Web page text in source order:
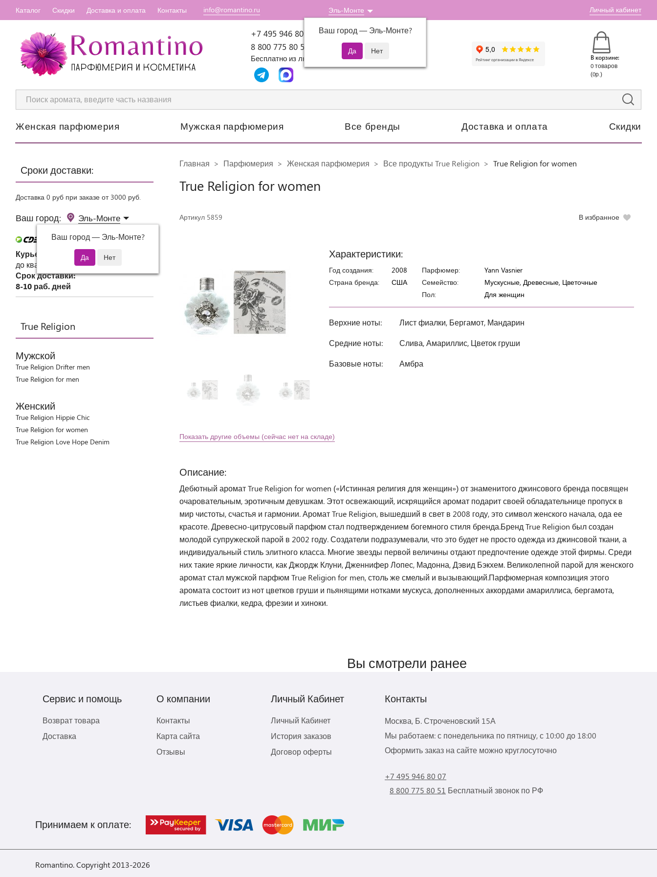
Каталог Скидки Доставка и оплата Контакты info@romantino.ru Эль-Монте
Ваш город — Эль-Монте?
Личный кабинет
+7 495 946 80 07 Пн-Пт: 10:00-18:00
8 800 775 80 51
Бесплатно из любого региона России
В корзине:
0 товаров
(0р.)
Женская парфюмерия Мужская парфюмерия Все бренды Доставка и оплата Скидки
Сроки доставки:
Доставка 0 руб при заказе от 3000 руб.
Ваш город: Эль-Монте
Ваш город — Эль-Монте?
Курьер СДЭК
до квартиры или офиса
Срок доставки:
8-10 раб. дней
True Religion
Мужской
True Religion Drifter men
True Religion for men
Женский
True Religion Hippie Chic
True Religion for women
True Religion Love Hope Denim
Главная Парфюмерия Женская парфюмерия Все продукты True Religion True Religion for women
True Religion for women
Артикул 5859 В избранное
Характеристики:
Год создания:
2008
Страна бренда:
США
Парфюмер:
Yann Vasnier
Семейство:
Мускусные, Древесные, Цветочные
Пол:
Для женщин
Верхние ноты:
Лист фиалки, Бергамот, Мандарин
Средние ноты:
Слива, Амариллис, Цветок груши
Базовые ноты:
Амбра
Показать другие объемы (сейчас нет на складе)
Описание:
Дебютный аромат True Religion for women («Истинная религия для женщин») от знаменитого джинсового бренда посвящен
очаровательным, эротичным девушкам. Этот освежающий, искрящийся аромат подарит своей обладательнице пропуск в
мир чистоты, счастья и гармонии. Аромат True Religion, вышедший в свет в 2008 году, это символ женского начала, ода ее
красоте. Древесно-цитрусовый парфюм стал подтверждением богемного стиля бренда.Бренд True Religion был создан
молодой супружеской парой в 2002 году. Создатели подразумевали, что это будет не просто одежда из джинсовой ткани, а
индивидуальный стиль элитного класса. Многие звезды первой величины отдают предпочтение одежде этой фирмы. Среди
них такие яркие личности, как Джордж Клуни, Дженнифер Лопес, Мадонна, Дэвид Бэкхем. Великолепной парой для женского
аромат стал мужской парфюм True Religion for men, столь же смелый и вызывающий.Парфюмерная композиция этого
аромата состоит из нот цветков груши и пьянящими нотками мускуса, дополненных аккордами амариллиса, бергамота,
листьев фиалки, кедра, фрезии и хиноки.
Вы смотрели ранее
Сервис и помощь
Возврат товара
Доставка
О компании
Контакты
Карта сайта
Отзывы
Личный Кабинет
Личный Кабинет
История заказов
Договор оферты
Контакты
Москва, Б. Строченовский 15А
Мы работаем: с понедельника по пятницу, с 10:00 до 18:00
Оформить заказ на сайте можно круглосуточно
+7 495 946 80 07
8 800 775 80 51 Бесплатный звонок по РФ
Принимаем к оплате:
Romantino. Copyright 2013-2026